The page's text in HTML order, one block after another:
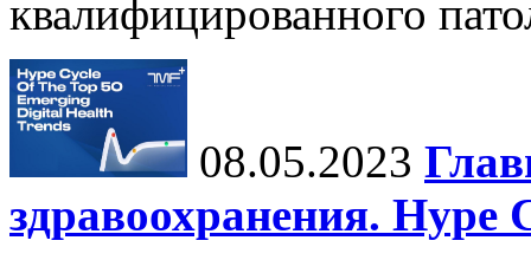
квалифицированного
08.05.2023
здравоохранения. Hype